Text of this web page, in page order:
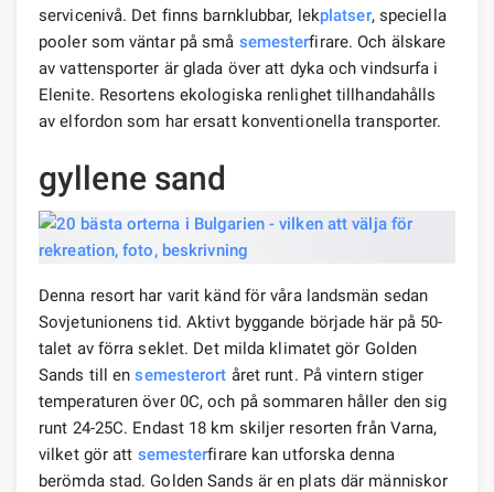
servicenivå. Det finns barnklubbar, lekplatser, speciella
pooler som väntar på små semesterfirare. Och älskare
av vattensporter är glada över att dyka och vindsurfa i
Elenite. Resortens ekologiska renlighet tillhandahålls
av elfordon som har ersatt konventionella transporter.
gyllene sand
Denna resort har varit känd för våra landsmän sedan
Sovjetunionens tid. Aktivt byggande började här på 50-
talet av förra seklet. Det milda klimatet gör Golden
Sands till ensemesterort året runt. På vintern stiger
temperaturen över 0C, och på sommaren håller den sig
runt 24-25C. Endast 18 km skiljer resorten från Varna,
vilket gör att semesterfirare kan utforska denna
berömda stad. Golden Sands är en plats där människor